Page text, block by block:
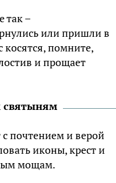
так –
или пришли в
косятся, помните,
и прощает
святыням
почтением и верой
иконы, крест и
мощам.